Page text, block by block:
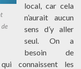
local, car cela
n’aurait aucun
sens d’y aller
seul. On a
besoin de
connaissent les